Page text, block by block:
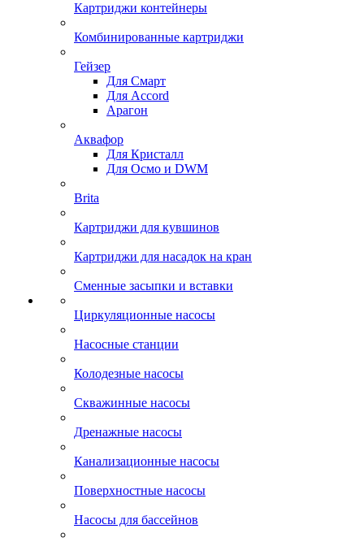
Картриджи контейнеры
Комбинированные картриджи
Гейзер
Для Смарт
Для Accord
Арагон
Аквафор
Для Кристалл
Для Осмо и DWM
Brita
Картриджи для кувшинов
Картриджи для насадок на кран
Сменные засыпки и вставки
Циркуляционные насосы
Насосные станции
Колодезные насосы
Скважинные насосы
Дренажные насосы
Канализационные насосы
Поверхностные насосы
Насосы для бассейнов